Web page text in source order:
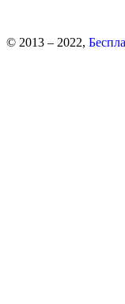
© 2013 – 2022,